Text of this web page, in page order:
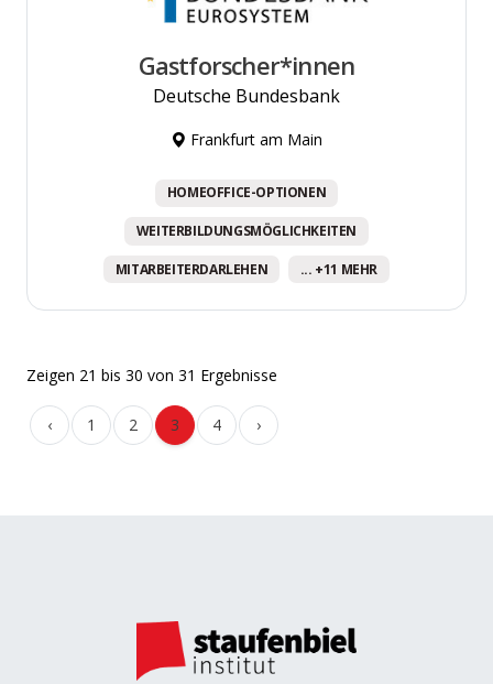
Gastforscher*innen
Deutsche Bundesbank
Frankfurt am Main
HOMEOFFICE-OPTIONEN
WEITERBILDUNGSMÖGLICHKEITEN
MITARBEITERDARLEHEN ... +11 MEHR
Zeigen 21 bis 30 von 31 Ergebnisse
‹ 1 2 3 4 ›